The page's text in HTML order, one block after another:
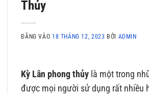
Thủy
ĐĂNG VÀO 18 THÁNG 12, 2023 BỞI ADMIN
Kỳ Lân phong thủy là một trong
được mọi người sử dụng rất nhiều